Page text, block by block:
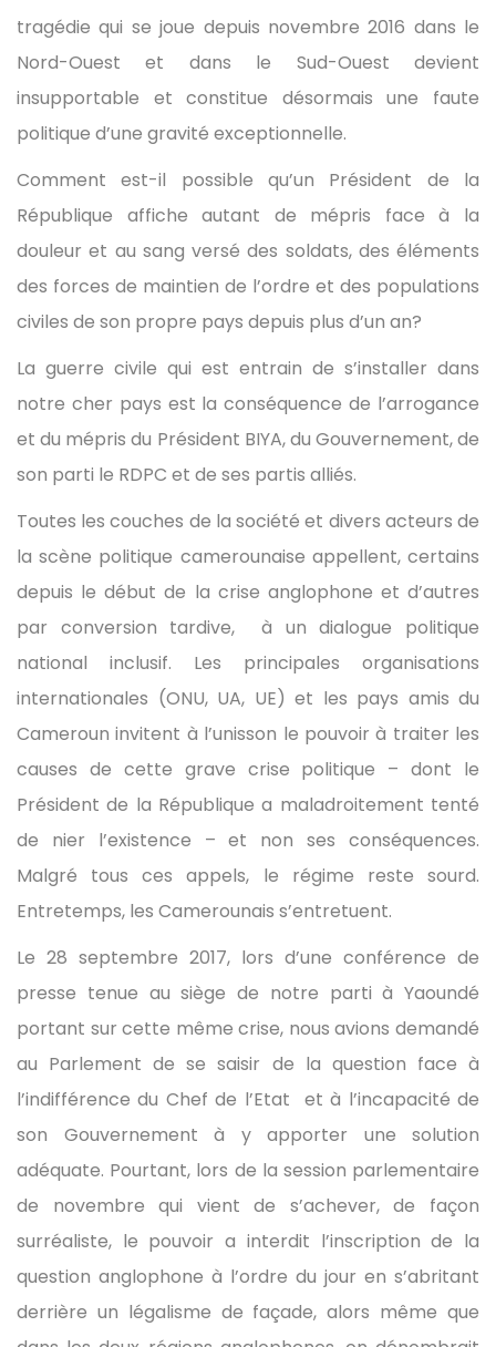
tragédie qui se joue depuis novembre 2016 dans le
Nord-Ouest et dans le Sud-Ouest devient
insupportable et constitue désormais une faute
politique d’une gravité exceptionnelle.
Comment est-il possible qu’un Président de la
République affiche autant de mépris face à la
douleur et au sang versé des soldats, des éléments
des forces de maintien de l’ordre et des populations
civiles de son propre pays depuis plus d’un an?
La guerre civile qui est entrain de s’installer dans
notre cher pays est la conséquence de l’arrogance
et du mépris du Président BIYA, du Gouvernement, de
son parti le RDPC et de ses partis alliés.
Toutes les couches de la société et divers acteurs de
la scène politique camerounaise appellent, certains
depuis le début de la crise anglophone et d’autres
par conversion tardive, à un dialogue politique
national inclusif. Les principales organisations
internationales (ONU, UA, UE) et les pays amis du
Cameroun invitent à l’unisson le pouvoir à traiter les
causes de cette grave crise politique – dont le
Président de la République a maladroitement tenté
de nier l’existence – et non ses conséquences.
Malgré tous ces appels, le régime reste sourd.
Entretemps, les Camerounais s’entretuent.
Le 28 septembre 2017, lors d’une conférence de
presse tenue au siège de notre parti à Yaoundé
portant sur cette même crise, nous avions demandé
au Parlement de se saisir de la question face à
l’indifférence du Chef de l’Etat et à l’incapacité de
son Gouvernement à y apporter une solution
adéquate. Pourtant, lors de la session parlementaire
de novembre qui vient de s’achever, de façon
surréaliste, le pouvoir a interdit l’inscription de la
question anglophone à l’ordre du jour en s’abritant
derrière un légalisme de façade, alors même que